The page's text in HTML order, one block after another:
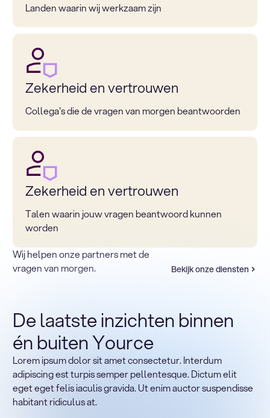
Landen waarin wij werkzaam zijn
Zekerheid en vertrouwen
Collega's die de vragen van morgen beantwoorden
Zekerheid en vertrouwen
Talen waarin jouw vragen beantwoord kunnen
worden
Wij helpen onze partners met de
vragen van morgen.
Bekijk onze diensten
Terug naar sectoren
Heading
Lorem ipsum dolor sit amet, consectetur adipiscing elit.
De laatste inzichten binnen
én buiten Yource
Lorem ipsum dolor sit amet consectetur. Interdum
adipiscing est turpis semper pellentesque. Dictum elit
eget eget felis iaculis gravida. Ut enim auctor suspendisse
habitant ridiculus at.